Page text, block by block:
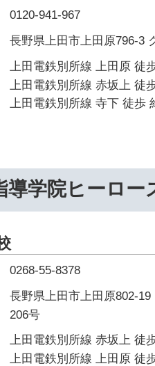
0120-941-967
長野県上田市上田原796-3
上田電鉄別所線 上田原 徒
上田電鉄別所線 赤坂上 徒
上田電鉄別所線 寺下 徒歩
導学院ヒーロー
0268-55-8378
長野県上田市上田原802-19
206号
上田電鉄別所線 赤坂上 徒
上田電鉄別所線 上田原 徒